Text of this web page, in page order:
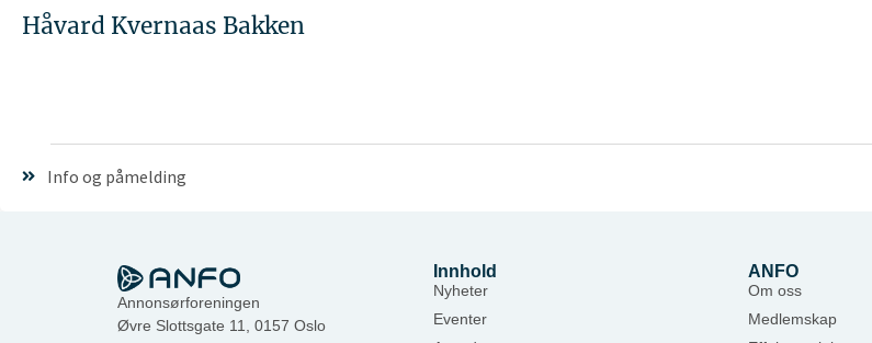
Håvard Kvernaas Bakken
Info og påmelding
Annonsørforeningen
Øvre Slottsgate 11, 0157 Oslo
Innhold
Nyheter
Eventer
ANFO
Om oss
Medlemskap